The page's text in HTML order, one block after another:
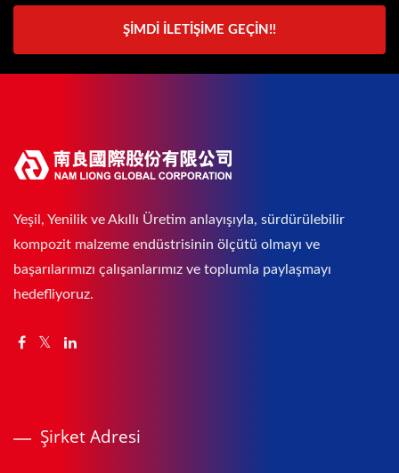
ŞIMDI İLETIŞIME GEÇIN!!
Yeşil, Yenilik ve Akıllı Üretim anlayışıyla, sürdürülebilir
kompozit malzeme endüstrisinin ölçütü olmayı ve
başarılarımızı çalışanlarımız ve toplumla paylaşmayı
hedefliyoruz.
Şirket Adresi